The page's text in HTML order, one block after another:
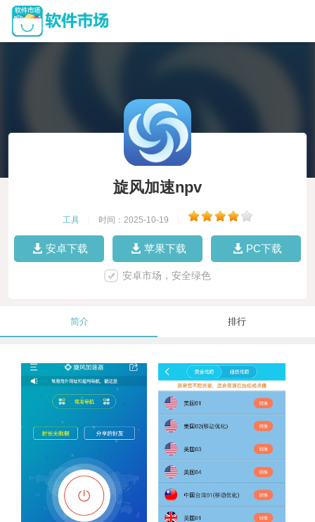
旋风加速npv
工具 时间：2025-10-19
安卓下载 苹果下载 PC下载
安卓市场，安全绿色
简介 排行